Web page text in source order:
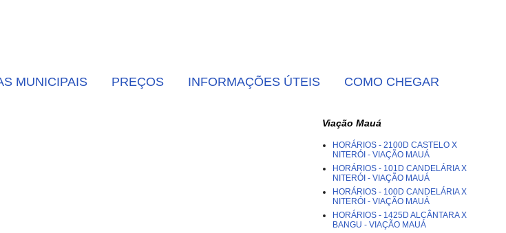
MUNICIPAIS PREÇOS INFORMAÇÕES ÚTEIS COMO CHEGAR
Viação Mauá
HORÁRIOS - 2100D CASTELO X
NITERÓI - VIAÇÃO MAUÁ
HORÁRIOS - 101D CANDELÁRIA X
NITERÓI - VIAÇÃO MAUÁ
HORÁRIOS - 100D CANDELÁRIA X
NITERÓI - VIAÇÃO MAUÁ
HORÁRIOS - 1425D ALCÂNTARA X
BANGU - VIAÇÃO MAUÁ